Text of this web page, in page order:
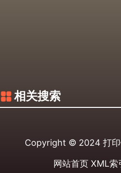
相关搜索
Copyright © 2024 打
网站首页 XML索